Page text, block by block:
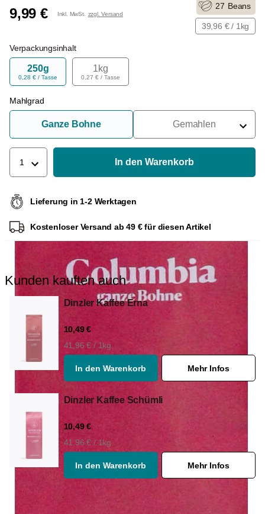
9,99 € Inkl. MwSt. zzgl. Versand
27 Beans
39,96 € / 1kg
Verpackungsinhalt
250g
0,28 € / Tasse
1kg
0,27 € / Tasse
Mahlgrad
Ganze Bohne Gemahlen
Für Siebträger
1 In den Warenkorb
Lieferung in 1-2 Werktagen
Kostenloser Versand ab 49 € für diesen Artikel
Kunden kauften auch
Dinzler Kaffee Erna
10,49 €
41,96 € / 1kg
In den Warenkorb Mehr Infos
Dinzler Kaffee Schümli
10,49 €
41,96 € / 1kg
In den Warenkorb Mehr Infos